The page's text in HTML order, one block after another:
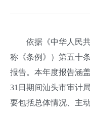
依据《中华人民共
称《条例》）第五十
报告。本年度报告涵
31日期间汕头市审计
要包括总体情况、主